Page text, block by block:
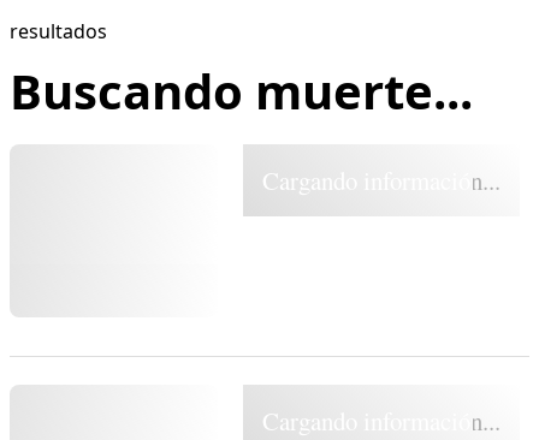
resultados
Buscando muerte...
Cargando información...
Cargando información...